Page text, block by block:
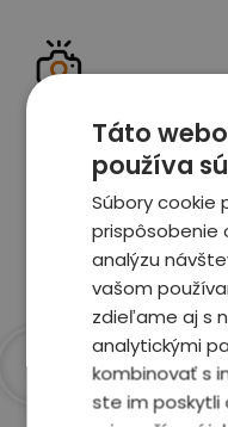
Celé auto z
vrátane závad a
Zobraziť report
Táto
používa
Súbory cookie
prispôsobenie
analýzu
vašom
zdieľame aj s
analytickými
kombinovať s
ste im poskytli